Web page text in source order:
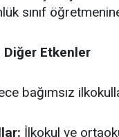
sınıf
Diğer Etkenler
bağımsız
İlkokul ve